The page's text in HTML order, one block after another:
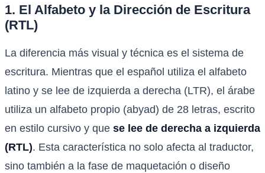
1. El Alfabeto y la Dirección de Escritura
(RTL)
La diferencia más visual y técnica es el sistema de
escritura. Mientras que el español utiliza el alfabeto
latino y se lee de izquierda a derecha (LTR), el árabe
utiliza un alfabeto propio (abyad) de 28 letras, escrito
en estilo cursivo y que se lee de derecha a izquierda
(RTL). Esta característica no solo afecta al traductor,
sino también a la fase de maquetación o diseño